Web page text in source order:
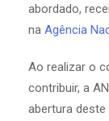
abordado,
na Agência
Ao realizar o
contribuir, a
abertura